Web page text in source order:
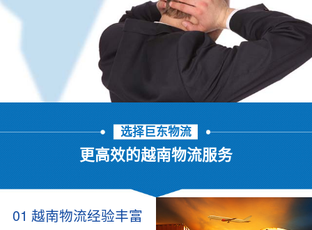
选择巨东物流
更高效的越南物流服务
01 越南物流经验丰富